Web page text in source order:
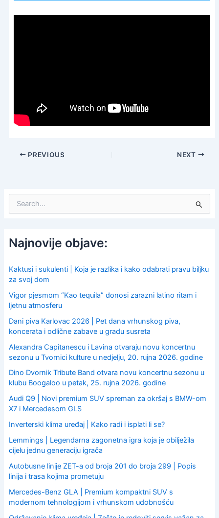
PREVIOUS NEXT
c
h
o
r
Najnovije objave:
Kaktusi i sukulenti | Koja je razlika i kako odabrati pravu biljku
za svoj dom
Vigor pjesmom “Kao tequila” donosi zarazni latino ritam i
ljetnu atmosferu
Dani piva Karlovac 2026 | Pet dana vrhunskog piva,
koncerata i odlične zabave u gradu susreta
Alexandra Capitanescu i Lavina otvaraju novu koncertnu
sezonu u Tvornici kulture u nedjelju, 20. rujna 2026. godine
Dino Dvornik Tribute Band otvara novu koncertnu sezonu u
klubu Boogaloo u petak, 25. rujna 2026. godine
Audi Q9 | Novi premium SUV spreman za okršaj s BMW-om
X7 i Mercedesom GLS
Inverterski klima uređaj | Kako radi i isplati li se?
Lemmings | Legendarna zagonetna igra koja je obilježila
cijelu jednu generaciju igrača
Autobusne linije ZET-a od broja 201 do broja 299 | Popis
linija i trasa kojima prometuju
Mercedes-Benz GLA | Premium kompaktni SUV s
modernom tehnologijom i vrhunskom udobnošću